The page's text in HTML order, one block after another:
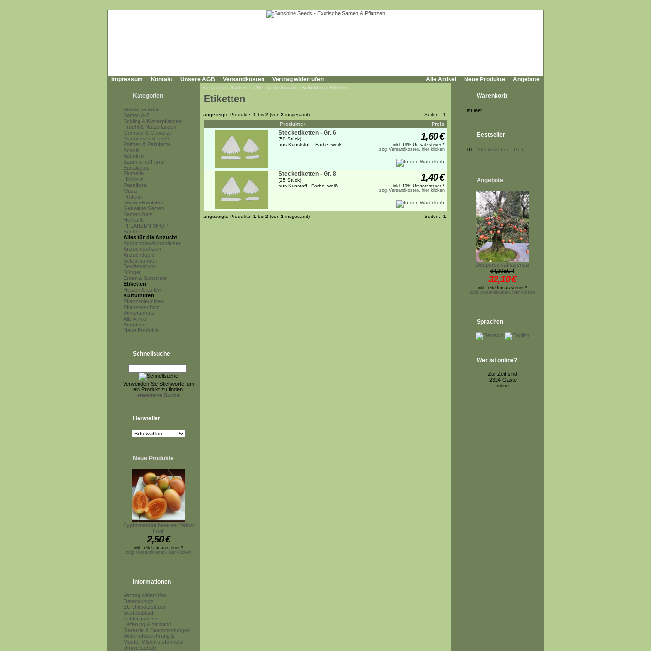
Impressum Kontakt Unsere AGB Versandkosten Vertrag widerrufen Alle Artikel Neue Produkte Angebote
Kategorien
Wieder lieferbar!
Samen A-Z
Schling & Kletterpflanzen
Frucht & Nutzpflanzen
Gemüse & Gewürze
Mangroven & Teich
Palmen & Palmfarne
Acacia
Adenium
Baumfarne/Farne
Eucalyptus
Plumeria
Hibiskus
Passiflora
Musa
Proteen
Samen-Raritäten
Gekeimte Samen
Samen-Sets
Herkunft
PFLANZEN SHOP
Bücher
Alles für die Anzucht
Anzuchtgewächshäuser
Anzuchtschalen
Anzuchttöpfe
Befestigungen
Bewässerung
Dünger
Erden & Substrate
Etiketten
Heizen & Lüften
Kulturhilfen
Pflanzenleuchten
Pflanzenschutz
Winterschutz
Alle Artikel
Angebote
Neue Produkte
Schnellsuche
Verwenden Sie Stichworte, um
ein Produkt zu finden.
erweiterte Suche
Hersteller
Neue Produkte
Cyphomandra betacea 'Yellow
Fruit'
2,50€
inkl. 7% Umsatzsteuer *
zzgl.Versandkosten, hier klicken
Informationen
Vertrag widerrufen
Datenschutz
EU Umsatzsteuer
Bestellablauf
Zahlungsarten
Lieferung & Versand
Garantie & Beanstandungen
Widerrufsbelehrung &
Muster-Widerrufsformular
Umweltschutz
Sie sind hier: Startseite » Alles für die Anzucht » Kulturhilfen » Etiketten
Etiketten
angezeigte Produkte: 1 bis 2 (von 2 insgesamt) Seiten: 1
Produkte+ Preis
Stecketiketten - Gr. 6
(50 Stück)
aus Kunststoff - Farbe: weiß
1,60€
inkl. 19% Umsatzsteuer *
zzgl.Versandkosten, hier klicken
Stecketiketten - Gr. 8
(25 Stück)
aus Kunstoff - Farbe: weiß
1,40€
inkl. 19% Umsatzsteuer *
zzgl.Versandkosten, hier klicken
angezeigte Produkte: 1 bis 2 (von 2 insgesamt) Seiten: 1
Warenkorb
ist leer!
Bestseller
01. Stecketiketten - Gr. 6
Angebote
Diospyros cathayensis
64,20EUR
32,10€
inkl. 7% Umsatzsteuer *
zzgl.Versandkosten, hier klicken
Sprachen
Wer ist online?
Zur Zeit sind
2324 Gäste
online.